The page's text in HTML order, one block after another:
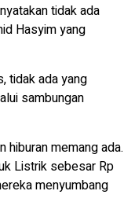
tidak ada
Hasyim yang
tidak ada yang
sambungan
hiburan memang ada.
Listrik sebesar Rp
menyumbang